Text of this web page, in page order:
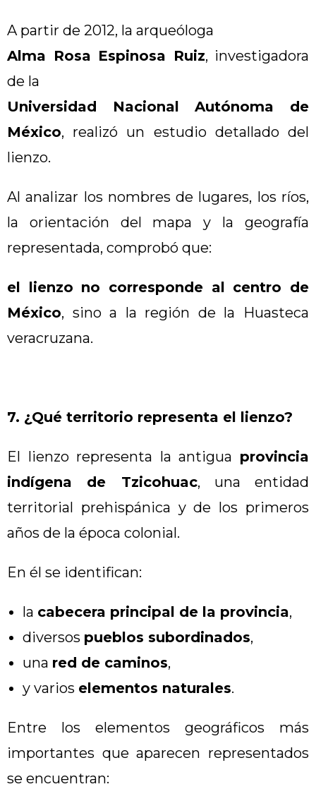
A partir de 2012, la arqueóloga
Alma Rosa Espinosa Ruiz, investigadora
de la
Universidad Nacional Autónoma de
México, realizó un estudio detallado del
lienzo.
Al analizar los nombres de lugares, los ríos,
la orientación del mapa y la geografía
representada, comprobó que:
el lienzo no corresponde al centro de
México, sino a la región de la Huasteca
veracruzana.
7. ¿Qué territorio representa el lienzo?
El lienzo representa la antigua provincia
indígena de Tzicohuac, una entidad
territorial prehispánica y de los primeros
años de la época colonial.
En él se identifican:
la cabecera principal de la provincia,
diversos pueblos subordinados,
una red de caminos,
y varios elementos naturales.
Entre los elementos geográficos más
importantes que aparecen representados
se encuentran: